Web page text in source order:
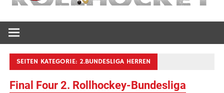
SEITEN KATEGORIE:2.BUNDESLIGA HERREN
Final Four 2. Rollhockey-Bundesliga